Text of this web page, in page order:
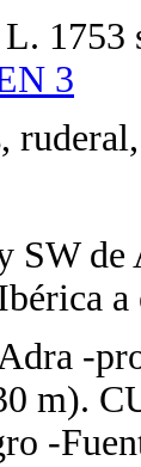
L. 1753
3
SW de
-
m).
-